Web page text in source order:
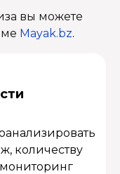
вы можете
Mayak.bz.
количеству